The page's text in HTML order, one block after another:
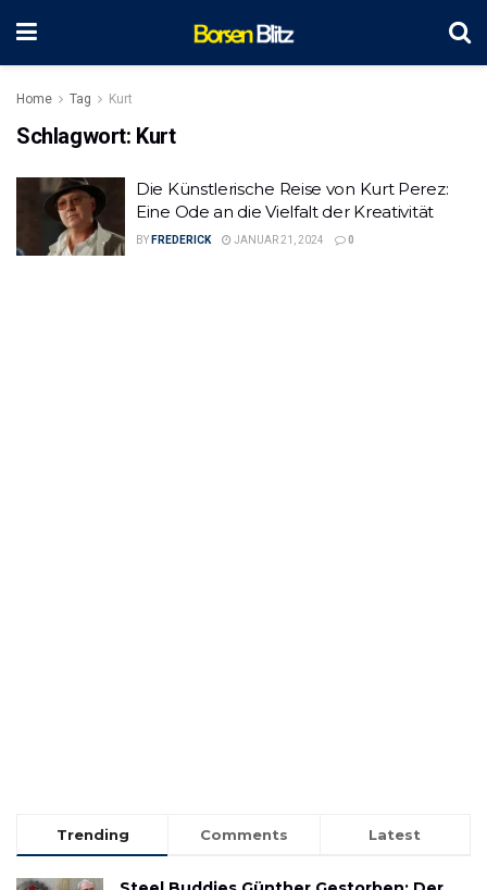
Home Tag Kurt
Schlagwort: Kurt
Die Künstlerische Reise von Kurt Perez:
Eine Ode an die Vielfalt der Kreativität
BY FREDERICK JANUAR 21, 2024 0
Trending Comments Latest